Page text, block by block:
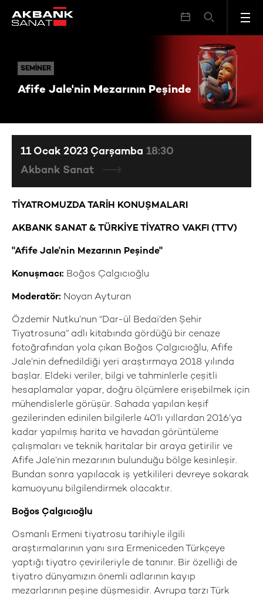
SEMINER
Afife Jale'nin Mezarının Peşinde
SEMINER Afife Jale'nin Mezarının Peşinde
TİYATROMUZDA TARİH KONUŞMALARI
AKBANK SANAT & TÜRKİYE TİYATRO VAKFI (TTV)
"Afife Jale'nin Mezarının Peşinde"
Konuşmacı: Boğos Çalgıcıoğlu
Moderatör: Noyan Ayturan
Özdemir Nutku’nun “Dar-ül Bedai’den Şehir
Tiyatrosuna” adlı kitabında gördüğü bir cenaze
fotoğrafından yola çıkan Boğos Çalgıcıoğlu, Afife
Jale’nin defnedildiği yeri araştırmaya 2018 yılında
başlar. Eldeki veriler, bilgi ve tahminlerle çeşitli
hesaplamalar yapar, doğru ölçümlere erişebilmek için
mühendislerle görüşür. Sahada yapılan keşif
gezilerinden edinilen bilgilerle 40’lı yıllardan 2016’ya
kadar yapılmış harita ve havadan görüntüleme
çalışmaları ve teknik haritalar bir araya getirilir ve
Afife Jale’nin mezarının bulunduğu bölge kesinleşir.
Bundan sonra yapılacak iş yetkilileri devreye sokarak
kamuoyunu bilgilendirmek olacaktır.
Boğos Çalgıcıoğlu
Osmanlı Ermeni tiyatrosu tarihiyle ilgili
araştırmalarının yanı sıra Ermeniceden Türkçeye
yaptığı tiyatro çevirileriyle de tanınır. Bir özelliği de
tiyatro dünyamızın önemli adlarının kayıp
mezarlarının peşine düşmesidir. Avrupa tarzı Türk
11 Ocak 2023 Çarşamba 18:30
Akbank Sanat